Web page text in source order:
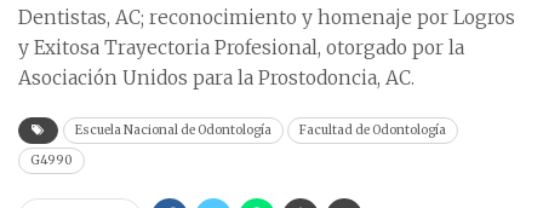
Dentistas, AC; reconocimiento y homenaje por Logros
y Exitosa Trayectoria Profesional, otorgado por la
Asociación Unidos para la Prostodoncia, AC.
Escuela Nacional de Odontología
Facultad de Odontología
G4990